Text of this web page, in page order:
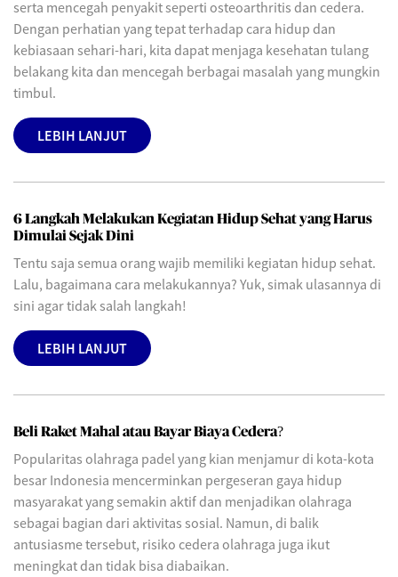
serta mencegah penyakit seperti osteoarthritis dan cedera.
Dengan perhatian yang tepat terhadap cara hidup dan
kebiasaan sehari-hari, kita dapat menjaga kesehatan tulang
belakang kita dan mencegah berbagai masalah yang mungkin
timbul.
LEBIH LANJUT
6 Langkah Melakukan Kegiatan Hidup Sehat yang Harus
Dimulai Sejak Dini
Tentu saja semua orang wajib memiliki kegiatan hidup sehat.
Lalu, bagaimana cara melakukannya? Yuk, simak ulasannya di
sini agar tidak salah langkah!
LEBIH LANJUT
Beli Raket Mahal atau Bayar Biaya Cedera?
Popularitas olahraga padel yang kian menjamur di kota-kota
besar Indonesia mencerminkan pergeseran gaya hidup
masyarakat yang semakin aktif dan menjadikan olahraga
sebagai bagian dari aktivitas sosial. Namun, di balik
antusiasme tersebut, risiko cedera olahraga juga ikut
meningkat dan tidak bisa diabaikan.